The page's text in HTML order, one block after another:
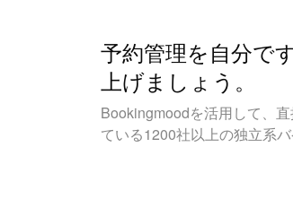
予約管理を自分で
上げましょう。
Bookingmoodを活用して、
ている1200社以上の独立系